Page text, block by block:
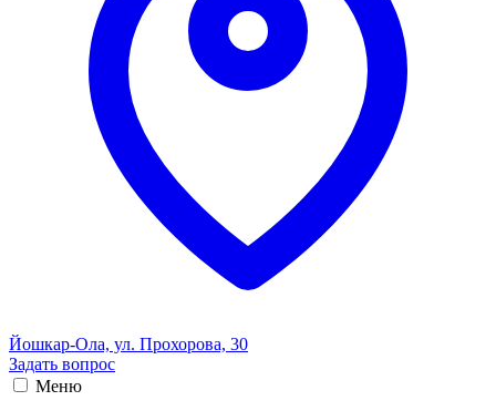
Йошкар-Ола, ул. Прохорова, 30
Задать вопрос
Меню